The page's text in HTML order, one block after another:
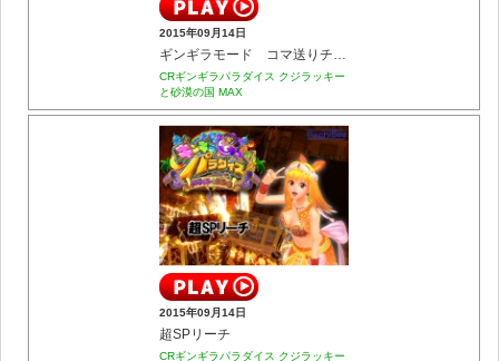
2015年09月14日
ギンギラモード コマ送りチャンス
CRギンギラパラダイス クジラッキー
と砂漠の国 MAX
2015年09月14日
超SPリーチ
CRギンギラパラダイス クジラッキー